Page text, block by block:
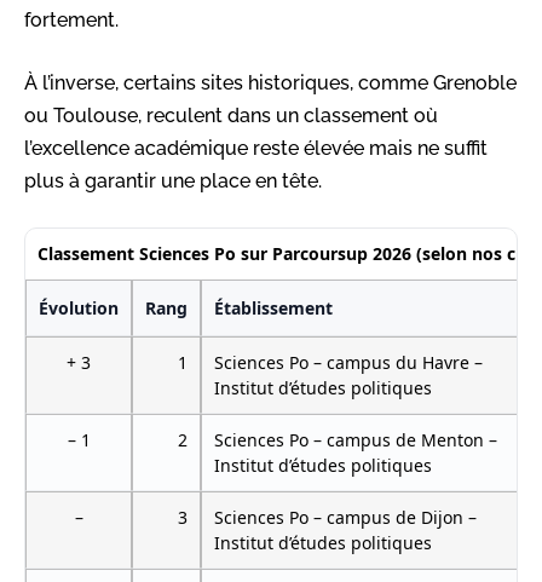
fortement.
À l’inverse, certains sites historiques, comme Grenoble
ou Toulouse, reculent dans un classement où
l’excellence académique reste élevée mais ne suffit
plus à garantir une place en tête.
Classement Sciences Po sur Parcoursup 2026 (selon nos
Évolution Rang Établissement
+ 3 1
Sciences Po – campus du Havre –
Institut d’études politiques
– 1 2
Sciences Po – campus de Menton –
Institut d’études politiques
– 3
Sciences Po – campus de Dijon –
Institut d’études politiques